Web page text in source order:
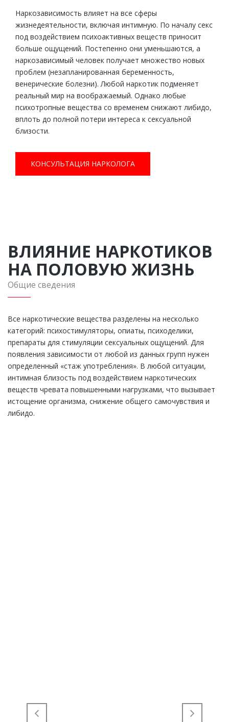
Наркозависимость влияет на все сферы
жизнедеятельности, включая интимную. По началу секс
под воздействием психоактивных веществ приносит
больше ощущений. Постепенно они уменьшаются, а
наркозависимый человек получает множество новых
проблем (незапланированная беременность,
венерические болезни). Любой наркотик подменяет
реальный мир на воображаемый. Однако любые
психотропные вещества со временем снижают либидо,
вплоть до полной потери интереса к сексуальной
близости.
КОНСУЛЬТАЦИЯ НАРКОЛОГА
ВЛИЯНИЕ НАРКОТИКОВ
НА ПОЛОВУЮ ЖИЗНЬ
Общие сведения
Все наркотические вещества разделены на несколько
категорий: психостимуляторы, опиаты, психоделики,
препараты для стимуляции сексуальных ощущений. Для
появления зависимости от любой из данных групп нужен
определенный «стаж употребления». В любой ситуации,
интимная близость под воздействием наркотических
веществ чревата повышенными нагрузками, что вызывает
истощение организма, снижение общего самочувствия и
либидо.